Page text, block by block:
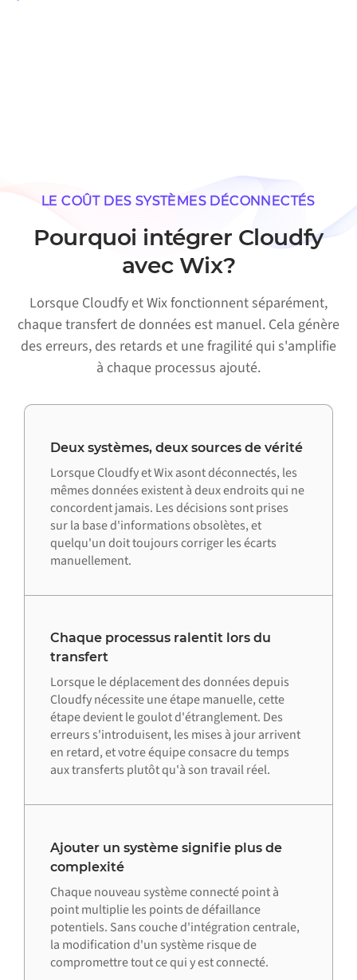
LE COÛT DES SYSTÈMES DÉCONNECTÉS
Pourquoi intégrer Cloudfy
avec Wix?
Lorsque Cloudfy et Wix fonctionnent séparément,
chaque transfert de données est manuel. Cela génère
des erreurs, des retards et une fragilité qui s'amplifie
à chaque processus ajouté.
Deux systèmes, deux sources de vérité
Lorsque Cloudfy et Wix asont déconnectés, les
mêmes données existent à deux endroits qui ne
concordent jamais. Les décisions sont prises
sur la base d'informations obsolètes, et
quelqu'un doit toujours corriger les écarts
manuellement.
Chaque processus ralentit lors du
transfert
Lorsque le déplacement des données depuis
Cloudfy nécessite une étape manuelle, cette
étape devient le goulot d'étranglement. Des
erreurs s'introduisent, les mises à jour arrivent
en retard, et votre équipe consacre du temps
aux transferts plutôt qu'à son travail réel.
Ajouter un système signifie plus de
complexité
Chaque nouveau système connecté point à
point multiplie les points de défaillance
potentiels. Sans couche d'intégration centrale,
la modification d'un système risque de
compromettre tout ce qui y est connecté.